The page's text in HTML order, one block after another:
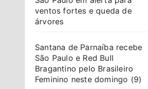
ventos fortes e queda de
árvores
Santana de Parnaíba recebe
São Paulo e Red Bull
Bragantino pelo Brasileiro
Feminino neste domingo (9)